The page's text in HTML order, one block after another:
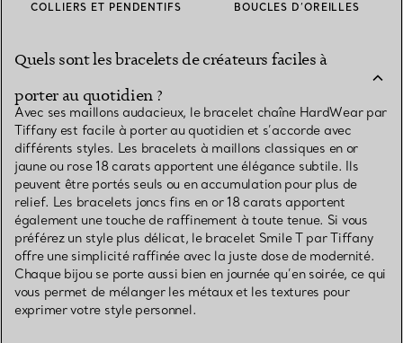
COLLIERS ET PENDENTIFS BOUCLES D’OREILLES
Quels sont les bracelets de créateurs faciles à
porter au quotidien ?
Avec ses maillons audacieux, le bracelet chaîne HardWear par
Tiffany est facile à porter au quotidien et s’accorde avec
différents styles. Les bracelets à maillons classiques en or
jaune ou rose 18 carats apportent une élégance subtile. Ils
peuvent être portés seuls ou en accumulation pour plus de
relief. Les bracelets joncs fins en or 18 carats apportent
également une touche de raffinement à toute tenue. Si vous
préférez un style plus délicat, le bracelet Smile T par Tiffany
offre une simplicité raffinée avec la juste dose de modernité.
Chaque bijou se porte aussi bien en journée qu’en soirée, ce qui
vous permet de mélanger les métaux et les textures pour
exprimer votre style personnel.